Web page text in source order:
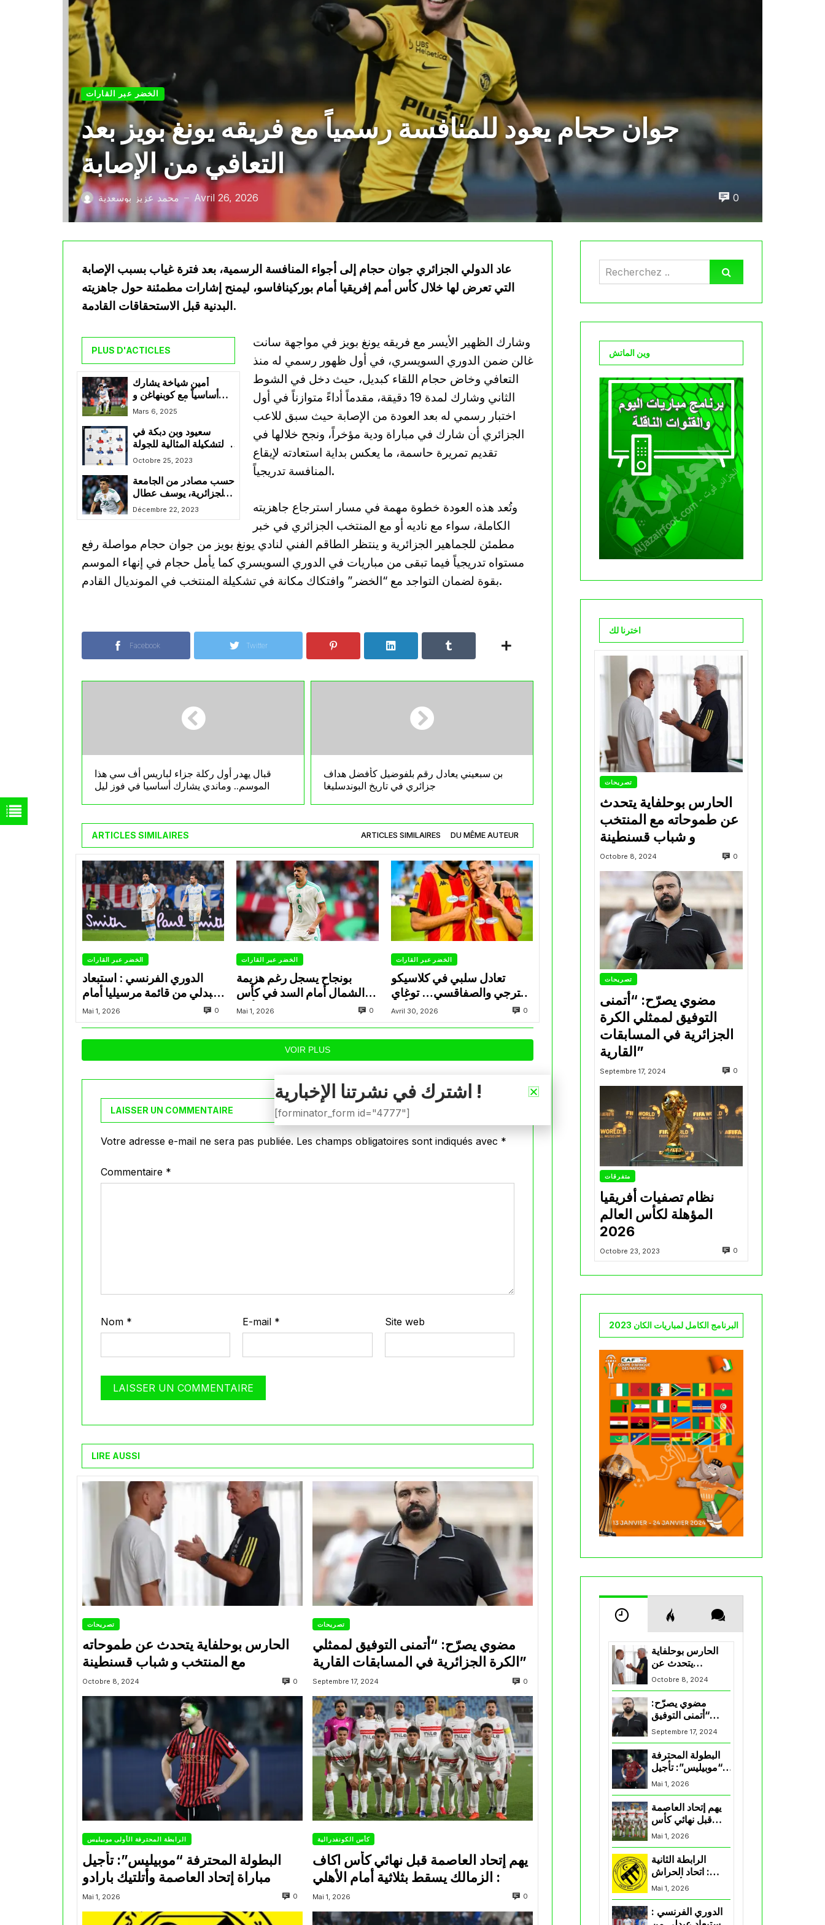
الخضر عبر القارات
جوان حجام يعود للمنافسة رسمياً مع فريقه يونغ بويز بعد
التعافي من الإصابة
محمد عزيز بوسعدية — Avril 26, 2026 0
عاد الدولي الجزائري جوان حجام إلى أجواء المنافسة الرسمية، بعد فترة غياب بسبب الإصابة
التي تعرض لها خلال كأس أمم إفريقيا أمام بوركينافاسو، ليمنح إشارات مطمئنة حول جاهزيته
البدنية قبل الاستحقاقات القادمة.
PLUS D'ACTICLES
أمين شياخة يشارك
أساسياً مع كوبنهاغن و
يسقط أمام تشيلسي
Mars 6, 2025
سعيود وبن دبكة في
التشكيلة المثالية للجولة
العاشرة من الدوري
Octobre 25, 2023
حسب مصادر من الجامعة
الجزائرية، يوسف عطال
سيكون حاضرًا في
معسكر المنتخب
Décembre 22, 2023
وشارك الظهير الأيسر مع فريقه يونغ بويز في مواجهة سانت
غالن ضمن الدوري السويسري، في أول ظهور رسمي له منذ
التعافي وخاض حجام اللقاء كبديل، حيث دخل في الشوط
الثاني وشارك لمدة 19 دقيقة، مقدماً أداءً متوازناً في أول
اختبار رسمي له بعد العودة من الإصابة حيث سبق للاعب
الجزائري أن شارك في مباراة ودية مؤخراً، ونجح خلالها في
تقديم تمريرة حاسمة، ما يعكس بداية استعادته لإيقاع
المنافسة تدريجياً.
وتُعد هذه العودة خطوة مهمة في مسار استرجاع جاهزيته
الكاملة، سواء مع ناديه أو مع المنتخب الجزائري في خبر
مطمئن للجماهير الجزائرية و ينتظر الطاقم الفني لنادي يونغ بويز من جوان حجام مواصلة رفع
مستواه تدريجياً فيما تبقى من مباريات في الدوري السويسري كما يأمل حجام في إنهاء الموسم
بقوة لضمان التواجد مع “الخضر” وافتكاك مكانة في تشكيلة المنتخب في المونديال القادم.
Facebook Twitter
قبال يهدر أول ركلة جزاء لباريس أف سي هذا
الموسم.. وماندي يشارك أساسيا في فوز ليل
بن سبعيني يعادل رقم بلفوضيل كأفضل هداف
جزائري في تاريخ البوندسليغا
ARTICLES SIMILAIRES ARTICLES SIMILAIRES DU MÊME AUTEUR
الخضر عبر القارات
الدوري الفرنسي : استبعاد
عبدلي من قائمة مرسيليا أمام
نانت
Mai 1, 2026 0
الخضر عبر القارات
بونجاح يسجل رغم هزيمة
الشمال أمام السد في كأس
الأمير
Mai 1, 2026 0
الخضر عبر القارات
تعادل سلبي في كلاسيكو
الترجي والصفاقسي… توغاي
يهدر ركلة جزاء وبوعالية يتألق
Avril 30, 2026 0
VOIR PLUS
LAISSER UN COMMENTAIRE
Votre adresse e-mail ne sera pas publiée. Les champs obligatoires sont indiqués avec *
Commentaire *
Nom * E-mail * Site web
LIRE AUSSI
تصريحات
الحارس بوحلفاية يتحدث عن طموحاته
مع المنتخب و شباب قسنطينة
Octobre 8, 2024 0
تصريحات
مضوي يصرّح: “أتمنى التوفيق لممثلي
الكرة الجزائرية في المسابقات القارية”
Septembre 17, 2024 0
الرابطة المحترفة الأولى موبيليس
البطولة المحترفة “موبيليس”: تأجيل
مباراة إتحاد العاصمة وأتلتيك بارادو
Mai 1, 2026 0
كأس الكونفدرالية
يهم إتحاد العاصمة قبل نهائي كأس اكاف
Mai 1, 2026 0
وين الماتش
اخترنا لك
تصريحات
الحارس بوحلفاية يتحدث
عن طموحاته مع المنتخب
و شباب قسنطينة
Octobre 8, 2024 0
تصريحات
مضوي يصرّح: “أتمنى
التوفيق لممثلي الكرة
الجزائرية في المسابقات
القارية”
Septembre 17, 2024 0
متفرقات
نظام تصفيات أفريقيا
المؤهلة لكأس العالم
2026
Octobre 23, 2023 0
البرنامج الكامل لمباريات الكان 2023
الحارس بوحلفاية
يتحدث عن
طموحاته مع
المنتخب و شباب
قسنطينة
Octobre 8, 2024
مضوي يصرّح:
“أتمنى التوفيق
لممثلي الكرة
الجزائرية في
Septembre 17, 2024
البطولة المحترفة
“موبيليس”: تأجيل
مباراة إتحاد
العاصمة وأتلتيك
بارادو
Mai 1, 2026
يهم إتحاد العاصمة
قبل نهائي كأس
اكاف : الزمالك
يسقط بثلاثية أمام
Mai 1, 2026
الرابطة الثانية
: اتحاد الحراش
يحسم التأهل إلى
“البلاي أوف”
Mai 1, 2026
الدوري الفرنسي :
اشترك في نشرتنا الإخبارية !
[forminator_form id="4777"]